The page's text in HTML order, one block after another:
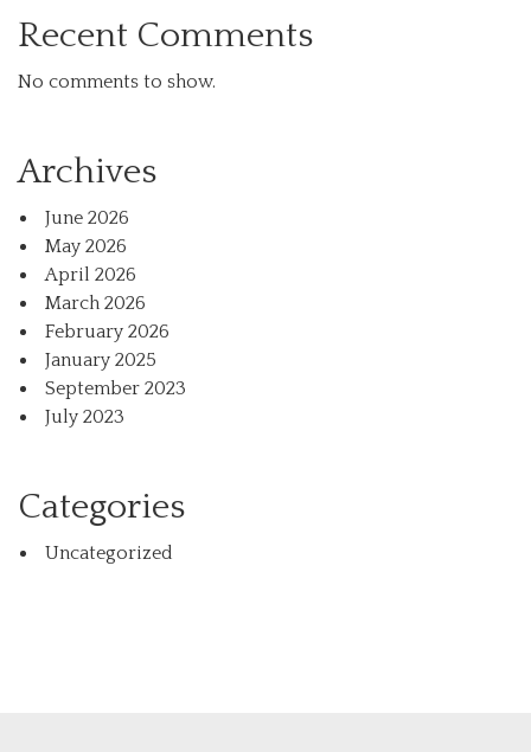
Recent Comments
No comments to show.
Archives
June 2026
May 2026
April 2026
March 2026
February 2026
January 2025
September 2023
July 2023
Categories
Uncategorized